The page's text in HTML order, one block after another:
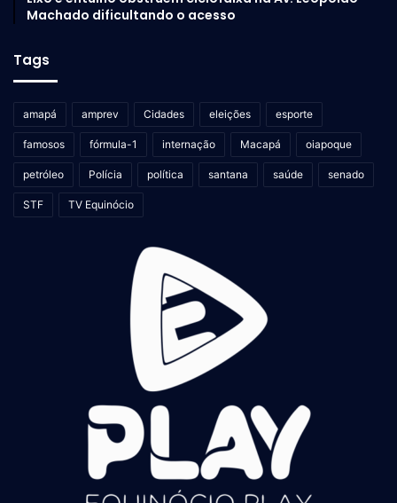
Machado dificultando o acesso
Tags
amapá amprev Cidades eleições esporte
famosos fórmula-1 internação Macapá oiapoque
petróleo Polícia política santana saúde senado
STF TV Equinócio